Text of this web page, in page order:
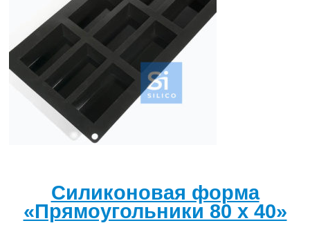
Силиконовая форма
«Прямоугольники 80 х 40»